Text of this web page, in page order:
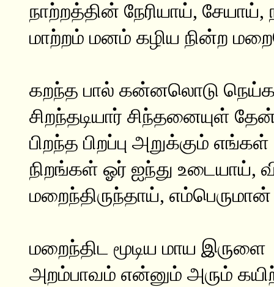
நாற்றத்தின் நேரியாய்,
மாற்றம் மனம் கழிய நின்ற
கறந்த பால் கன்னலொடு
சிறந்தடியார் சிந்தனையுள்
பிறந்த பிறப்பு அறுக்கும்
நிறங்கள் ஓர் ஐந்து
மறைந்திருந்தாய்,
மறைந்திட மூடிய மாய இருளை
அறம்பாவம் என்னும் அரும்